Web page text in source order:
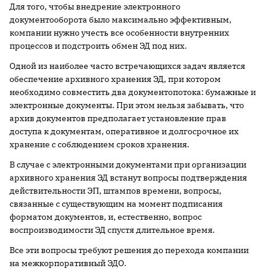
Для того, чтобы внедрение электронного
документооборота было максимально эффективным,
компании нужно учесть все особенности внутренних
процессов и подстроить обмен ЭД под них.
Одной из наиболее часто встречающихся задач является
обеспечение архивного хранения ЭД, при котором
необходимо совместить два документопотока: бумажные и
электронные документы. При этом нельзя забывать, что
архив документов предполагает установление прав
доступа к документам, оперативное и долгосрочное их
хранение с соблюдением сроков хранения.
В случае с электронными документами при организации
архивного хранения ЭД встанут вопросы подтверждения
действительности ЭП, штампов времени, вопросы,
связанные с существующим на момент подписания
форматом документов, и, естественно, вопрос
воспроизводимости ЭД спустя длительное время.
Все эти вопросы требуют решения до перехода компании
на межкорпоративный ЭДО.